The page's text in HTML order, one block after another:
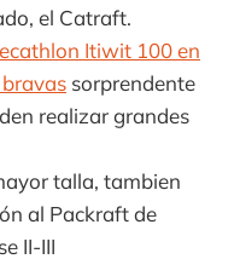
el Catraft.
Itiwit 100 en
sorprendente
realizar grandes
talla, tambien
al Packraft de
II-III